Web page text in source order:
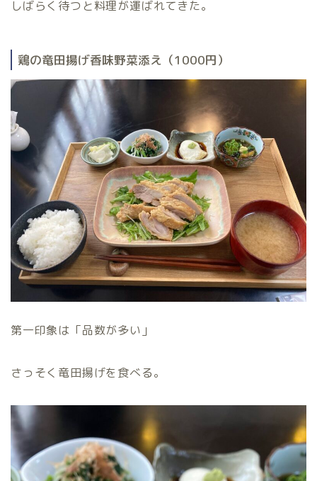
しばらく待つと料理が運ばれてきた。
鶏の竜田揚げ香味野菜添え（1000円）
第一印象は「品数が多い」
さっそく竜田揚げを食べる。